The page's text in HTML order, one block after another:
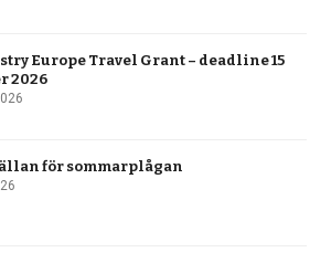
Europe Travel Grant – deadline 15
2026
för sommarplågan